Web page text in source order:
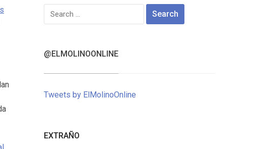
Search
for:
@ELMOLINOONLINE
Tweets by ElMolinoOnline
EXTRAÑO